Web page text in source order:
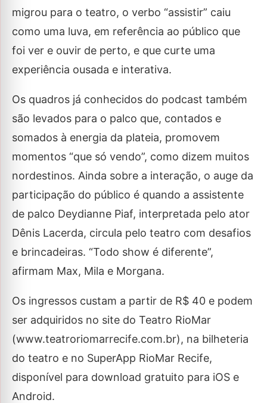
migrou para o teatro, o verbo “assistir” caiu
como uma luva, em referência ao público que
foi ver e ouvir de perto, e que curte uma
experiência ousada e interativa.
Os quadros já conhecidos do podcast também
são levados para o palco que, contados e
somados à energia da plateia, promovem
momentos “que só vendo”, como dizem muitos
nordestinos. Ainda sobre a interação, o auge da
participação do público é quando a assistente
de palco Deydianne Piaf, interpretada pelo ator
Dênis Lacerda, circula pelo teatro com desafios
e brincadeiras. “Todo show é diferente”,
afirmam Max, Mila e Morgana.
Os ingressos custam a partir de R$ 40 e podem
ser adquiridos no site do Teatro RioMar
(www.teatroriomarrecife.com.br), na bilheteria
do teatro e no SuperApp RioMar Recife,
disponível para download gratuito para iOS e
Android.